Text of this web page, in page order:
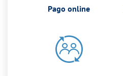
Pago online